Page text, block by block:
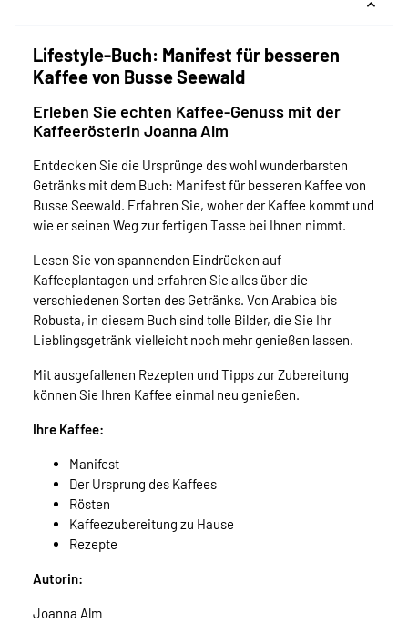
Lifestyle-Buch: Manifest für besseren
Kaffee von Busse Seewald
Erleben Sie echten Kaffee-Genuss mit der
Kaffeerösterin Joanna Alm
Entdecken Sie die Ursprünge des wohl wunderbarsten
Getränks mit dem Buch: Manifest für besseren Kaffee von
Busse Seewald. Erfahren Sie, woher der Kaffee kommt und
wie er seinen Weg zur fertigen Tasse bei Ihnen nimmt.
Lesen Sie von spannenden Eindrücken auf
Kaffeeplantagen und erfahren Sie alles über die
verschiedenen Sorten des Getränks. Von Arabica bis
Robusta, in diesem Buch sind tolle Bilder, die Sie Ihr
Lieblingsgetränk vielleicht noch mehr genießen lassen.
Mit ausgefallenen Rezepten und Tipps zur Zubereitung
können Sie Ihren Kaffee einmal neu genießen.
Ihre Kaffee:
Manifest
Der Ursprung des Kaffees
Rösten
Kaffeezubereitung zu Hause
Rezepte
Autorin:
Joanna Alm